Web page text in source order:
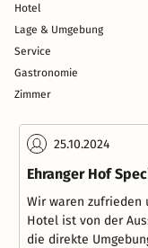
Hotel
Lage & Umgebung
Service
Gastronomie
Zimmer
25.10.2024
Ehranger Hof
Wir waren zufrieden
Hotel ist von der
die direkte